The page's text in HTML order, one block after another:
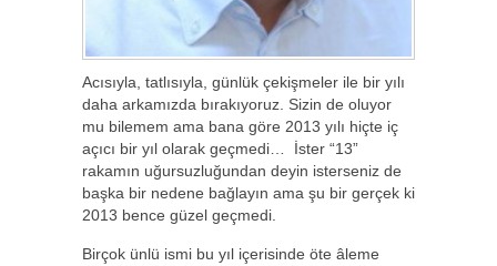
Acısıyla, tatlısıyla, günlük çekişmeler ile bir yılı
daha arkamızda bırakıyoruz. Sizin de oluyor
mu bilemem ama bana göre 2013 yılı hiçte iç
açıcı bir yıl olarak geçmedi… İster “13”
rakamın uğursuzluğundan deyin isterseniz de
başka bir nedene bağlayın ama şu bir gerçek ki
2013 bence güzel geçmedi.
Birçok ünlü ismi bu yıl içerisinde öte âleme